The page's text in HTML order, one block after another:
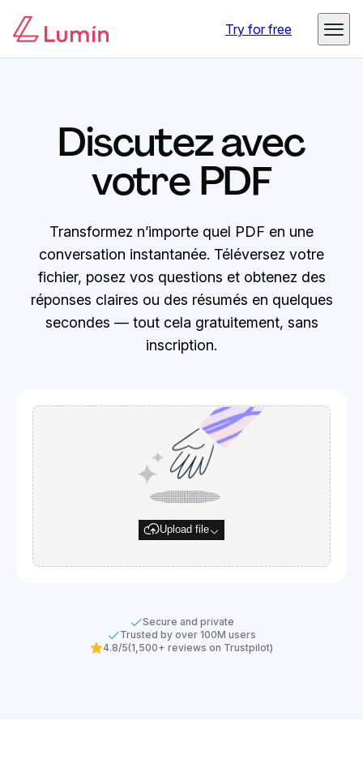
Try for free
Discutez avec
votre PDF
Transformez n’importe quel PDF en une
conversation instantanée. Téléversez votre
fichier, posez vos questions et obtenez des
réponses claires ou des résumés en quelques
secondes — tout cela gratuitement, sans
inscription.
Upload file
Secure and private
Trusted by over 100M users
4.8/5(1,500+ reviews on Trustpilot)